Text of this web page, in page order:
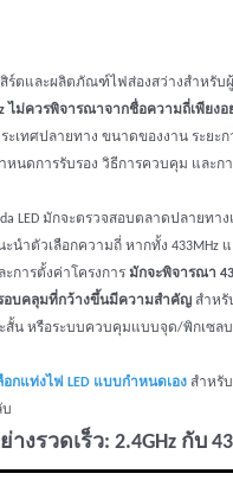
ร์ตและผลิตภัณฑ์ไฟส่องสว่างสำหรับ
ไม่ควรพิจารณาจากชื่อความถี่เพียงอ
ะเทศปลายทาง ขนาดของงาน ระยะ
หนดการรับรอง วิธีการควบคุม และก
LED มักจะตรวจสอบตลาดปลายทา
นำตัวเลือกความถี่ หากทั้ง 433MHz แ
การตั้งค่าโครงการ มักจะพิจารณา
อบคลุมที่กว้างขึ้นมีความสำคัญ สำหรั
สั้น หรือระบบควบคุมแบบจุด/พิกเซลบ
อกแท่งไฟ LED แบบกำหนดเอง สำหรั
งรวดเร็ว: 2.4GHz กับ